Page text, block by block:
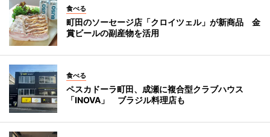
食べる
町田のソーセージ店「クロイツェル」が新商品 金
賞ビールの副産物を活用
食べる
ペスカドーラ町田、成瀬に複合型クラブハウス
「INOVA」 ブラジル料理店も